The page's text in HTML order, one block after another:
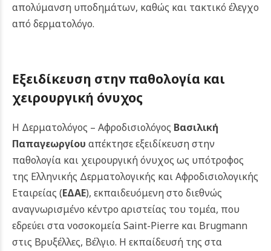
απολύμανση υποδημάτων, καθώς και τακτικό έλεγχο
από δερματολόγο.
Εξειδίκευση στην παθολογία και
χειρουργική όνυχος
Η Δερματολόγος – Αφροδισιολόγος Βασιλική
Παπαγεωργίου απέκτησε εξειδίκευση στην
παθολογία και χειρουργική όνυχος ως υπότροφος
της Ελληνικής Δερματολογικής και Αφροδισιολογικής
Εταιρείας (ΕΔΑΕ), εκπαιδευόμενη στο διεθνώς
αναγνωρισμένο κέντρο αριστείας του τομέα, που
εδρεύει στα νοσοκομεία Saint-Pierre και Brugmann
στις Βρυξέλλες, Βέλγιο. Η εκπαίδευσή της στα